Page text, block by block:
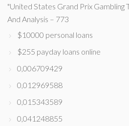
"United States Grand Prix Gambling
And Analysis – 773
$10000 personal loans
$255 payday loans online
0,006709429
0,012969588
0,015343589
0,041248855